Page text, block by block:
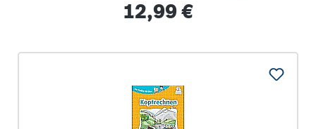
Regulärer Preis:
12,99 €